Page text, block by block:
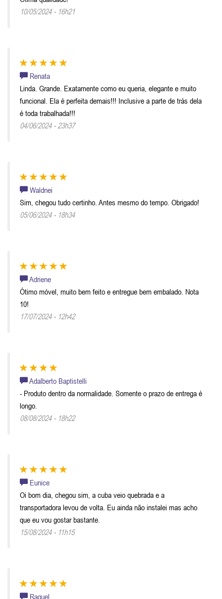
10/05/2024 - 16h21
Renata
Linda. Grande. Exatamente como eu queria, elegante e muito
funcional. Ela é perfeita demais!!! Inclusive a parte de trás dela
é toda trabalhada!!!
04/06/2024 - 23h37
Waldnei
Sim, chegou tudo certinho. Antes mesmo do tempo. Obrigado!
05/06/2024 - 18h34
Adriene
Ótimo móvel, muito bem feito e entregue bem embalado. Nota
10!
17/07/2024 - 12h42
Adalberto Baptistelli
- Produto dentro da normalidade. Somente o prazo de entrega é
longo.
08/08/2024 - 18h22
Eunice
Oi bom dia, chegou sim, a cuba veio quebrada e a
transportadora levou de volta. Eu ainda não instalei mas acho
que eu vou gostar bastante.
15/08/2024 - 11h15
Raquel